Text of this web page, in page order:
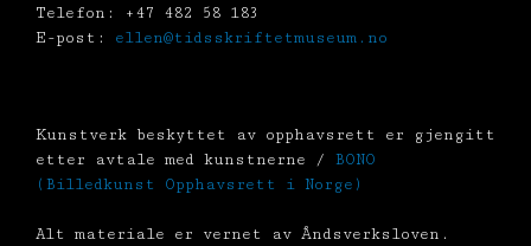
Telefon: +47 482 58 183
E-post: ellen@tidsskriftetmuseum.no
Kunstverk beskyttet av opphavsrett er gjengitt
etter avtale med kunstnerne / BONO
(Billedkunst Opphavsrett i Norge)
Alt materiale er vernet av Åndsverksloven.